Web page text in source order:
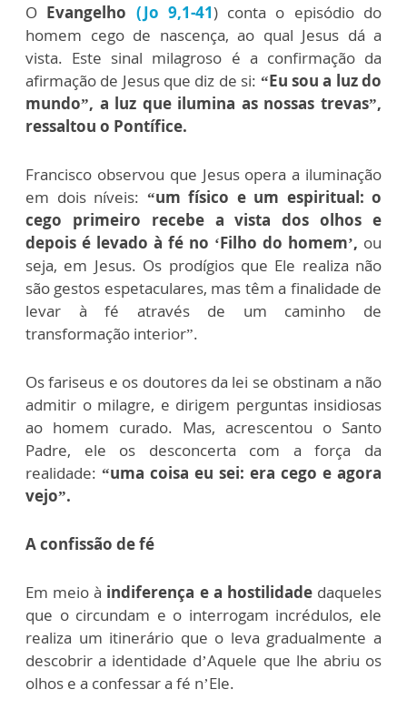
O Evangelho (Jo 9,1-41) conta o episódio do
homem cego de nascença, ao qual Jesus dá a
vista. Este sinal milagroso é a confirmação da
afirmação de Jesus que diz de si: “Eu sou a luz do
mundo”, a luz que ilumina as nossas trevas”,
ressaltou o Pontífice.
Francisco observou que Jesus opera a iluminação
em dois níveis: “um físico e um espiritual: o
cego primeiro recebe a vista dos olhos e
depois é levado à fé no ‘Filho do homem’, ou
seja, em Jesus. Os prodígios que Ele realiza não
são gestos espetaculares, mas têm a finalidade de
levar à fé através de um caminho de
transformação interior”.
Os fariseus e os doutores da lei se obstinam a não
admitir o milagre, e dirigem perguntas insidiosas
ao homem curado. Mas, acrescentou o Santo
Padre, ele os desconcerta com a força da
realidade: “uma coisa eu sei: era cego e agora
vejo”.
A confissão de fé
Em meio à indiferença e a hostilidadedaqueles
que o circundam e o interrogam incrédulos, ele
realiza um itinerário que o leva gradualmente a
descobrir a identidade d’Aquele que lhe abriu os
olhos e a confessar a fé n’Ele.